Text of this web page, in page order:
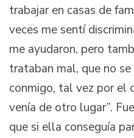
trabajar en casas de
veces me sentí
me ayudaron, pero
trataban mal, que no
conmigo, tal vez por el
venía de otro lugar”.
que si ella conseguía